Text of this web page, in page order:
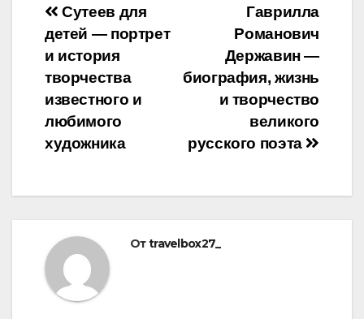
Навигация
по
записям
Гаврилла
Романович
Державин —
биография, жизнь
и творчество
великого
русского поэта
Сутеев для
детей — портрет
и история
творчества
известного и
любимого
художника
Отtravelbox27_